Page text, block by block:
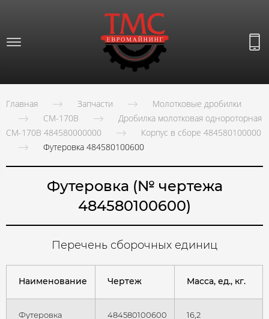
Главная Запчасти
Молотковые дробилки
СМ-170В
Дробилка молотковая однороторная
СМ-170В 484580000000
Корпус в сборе 484580100000
Футеровка 484580100600
Футеровка (№ чертежа
484580100600)
Перечень сборочных единиц
Наименование Чертеж Масса, ед., кг.
Футеровка 484580100600 16,2